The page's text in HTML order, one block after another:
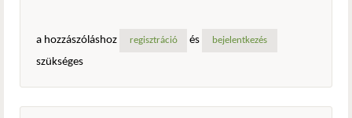
a hozzászóláshoz regisztráció és bejelentkezés
szükséges